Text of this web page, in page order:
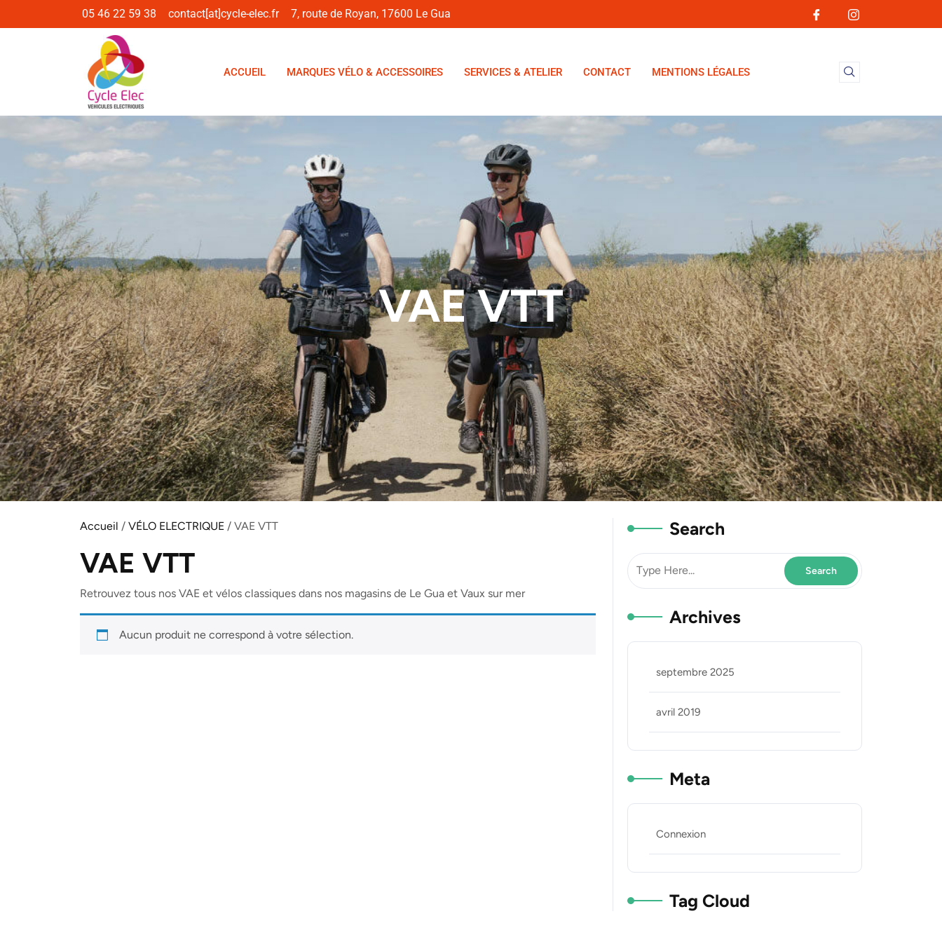
05 46 22 59 38 contact[at]cycle-elec.fr 7, route de Royan, 17600 Le Gua
ACCUEIL MARQUES VÉLO & ACCESSOIRES SERVICES & ATELIER CONTACT MENTIONS LÉGALES
VAE VTT
Accueil / VÉLO ELECTRIQUE / VAE VTT
VAE VTT
Retrouvez tous nos VAE et vélos classiques dans nos magasins de Le Gua et Vaux sur mer
Aucun produit ne correspond à votre sélection.
Search
Archives
septembre 2025
avril 2019
Meta
Connexion
Tag Cloud